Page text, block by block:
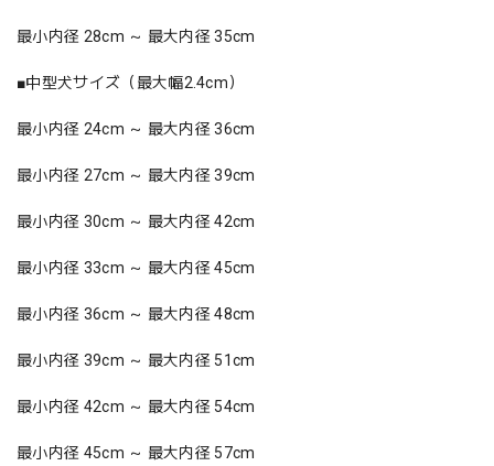
最小内径 28cm ～ 最大内径 35cm
■中型犬サイズ（最大幅2.4cm）
最小内径 24cm ～ 最大内径 36cm
最小内径 27cm ～ 最大内径 39cm
最小内径 30cm ～ 最大内径 42cm
最小内径 33cm ～ 最大内径 45cm
最小内径 36cm ～ 最大内径 48cm
最小内径 39cm ～ 最大内径 51cm
最小内径 42cm ～ 最大内径 54cm
最小内径 45cm ～ 最大内径 57cm